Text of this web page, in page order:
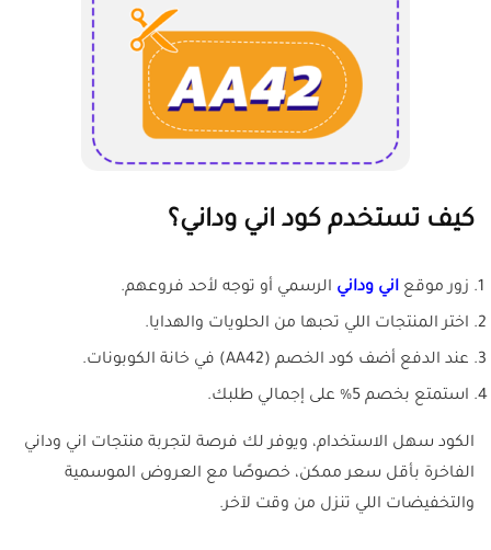
كيف تستخدم كود اني وداني؟
زور موقع اني وداني الرسمي أو توجه لأحد فروعهم.
اختر المنتجات اللي تحبها من الحلويات والهدايا.
عند الدفع أضف كود الخصم (AA42) في خانة الكوبونات.
استمتع بخصم 5% على إجمالي طلبك.
الكود سهل الاستخدام، ويوفر لك فرصة لتجربة منتجات اني وداني
الفاخرة بأقل سعر ممكن، خصوصًا مع العروض الموسمية
والتخفيضات اللي تنزل من وقت لآخر.